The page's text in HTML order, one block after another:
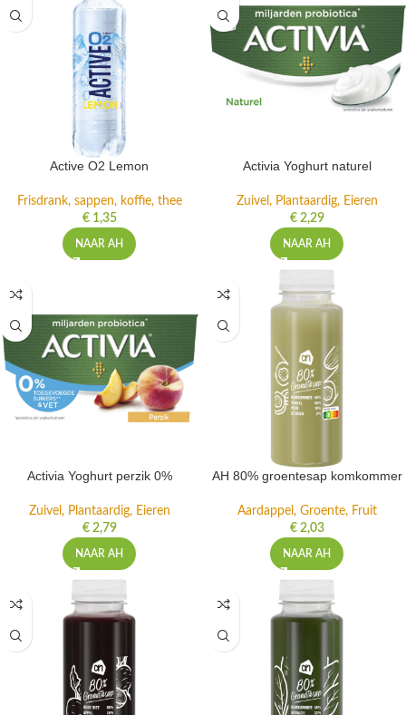
Active O2 Lemon
Frisdrank, sappen, koffie, thee
€1,35
NAAR AH
Activia Yoghurt naturel
Zuivel, Plantaardig, Eieren
€2,29
NAAR AH
Activia Yoghurt perzik 0%
Zuivel, Plantaardig, Eieren
€2,79
NAAR AH
AH 80% groentesap komkommer
Aardappel, Groente, Fruit
€2,03
NAAR AH